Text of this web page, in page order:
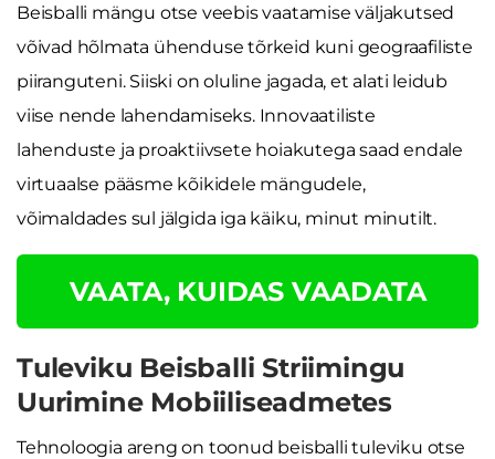
Beisballi mängu otse veebis vaatamise väljakutsed
võivad hõlmata ühenduse tõrkeid kuni geograafiliste
piiranguteni. Siiski on oluline jagada, et alati leidub
viise nende lahendamiseks. Innovaatiliste
lahenduste ja proaktiivsete hoiakutega saad endale
virtuaalse pääsme kõikidele mängudele,
võimaldades sul jälgida iga käiku, minut minutilt.
VAATA, KUIDAS VAADATA
Tuleviku Beisballi Striimingu
Uurimine Mobiiliseadmetes
Tehnoloogia areng on toonud beisballi tuleviku otse